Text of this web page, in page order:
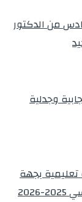
من الدكتور
وجدلية
39 مؤسسة تعليمية بجهة